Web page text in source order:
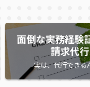
面倒な実務経験
請求代行
実は、代行できる